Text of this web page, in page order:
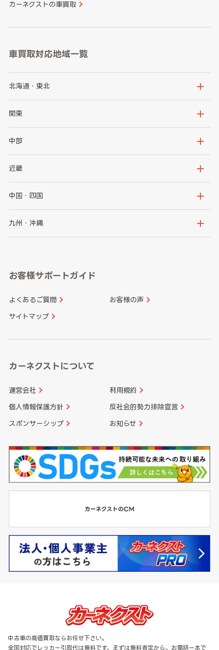
カーネクストの車買取
車買取対応地域一覧
北海道・東北
北海道
岩手県
秋田県
関東
茨城県
群馬県
千葉県
神奈川県
中部
新潟県
石川県
山梨県
愛知県
近畿
大阪府
京都府
和歌山県
中国・四国
鳥取県
山口県
香川県 愛媛県
九州・沖縄
長崎県
大分県 宮崎県
お客様サポートガイド
よくあるご質問 お客様の声
サイトマップ
カーネクストについて
運営会社 利用規約
個人情報保護方針 反社会的勢力排除宣言
スポンサーシップ お知らせ
中古車の高価買取ならお任せ下さい。
全国対応でレッカー引取代は無料です。まずは無料査定から。お電話一本で